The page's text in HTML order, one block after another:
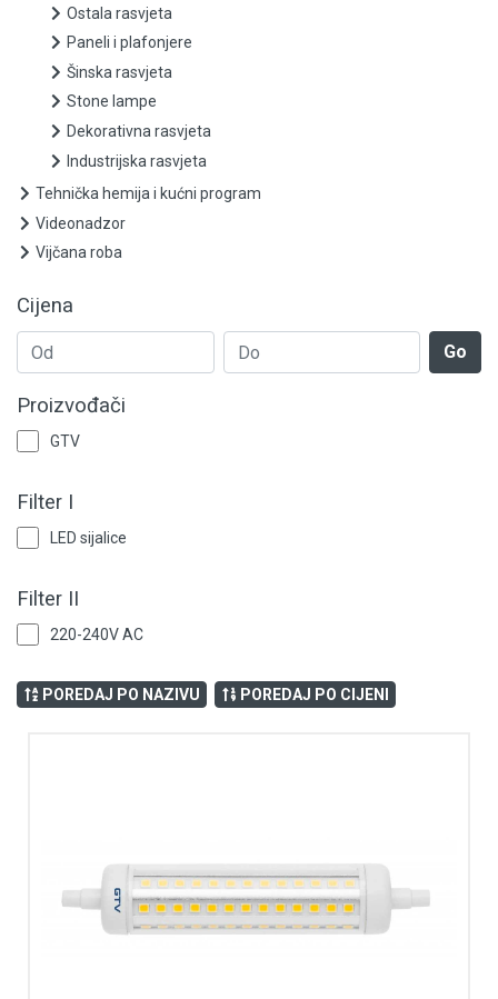
Sijalice - grlo MR16
Sijalice - grlo R7s
Senzori pokreta i fotoćelije
Panik lampe
Parkovske i ulične svjetiljke i oprema
Ostala rasvjeta
Paneli i plafonjere
Šinska rasvjeta
Dekorativna rasvjeta
Ostala rasvjeta
Paneli i plafonjere
Šinska rasvjeta
Stone lampe
Dekorativna rasvjeta
Industrijska rasvjeta
Tehnička hemija i kućni program
Videonadzor
Vijčana roba
Cijena
Go
Proizvođači
GTV
Filter I
LED sijalice
Filter II
220-240V AC
POREDAJ PO NAZIVU POREDAJ PO CIJENI